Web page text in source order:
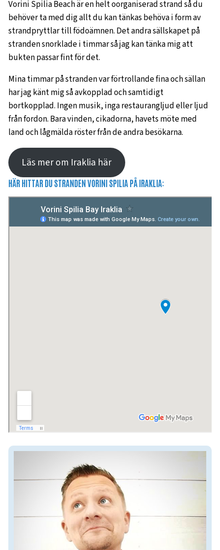
Vorini Spilia Beach är en helt oorganiserad strand så du
behöver ta med dig allt du kan tänkas behöva i form av
strandpryttlar till födoämnen. Det andra sällskapet på
stranden snorklade i timmar så jag kan tänka mig att
bukten passar fint för det.
Mina timmar på stranden var förtrollande fina och sällan
har jag känt mig så avkopplad och samtidigt
bortkopplad. Ingen musik, inga restaurangljud eller ljud
från fordon. Bara vinden, cikadorna, havets möte med
land och lågmälda röster från de andra besökarna.
Läs mer om Iraklia här
HÄR HITTAR DU STRANDEN VORINI SPILIA PÅ IRAKLIA: